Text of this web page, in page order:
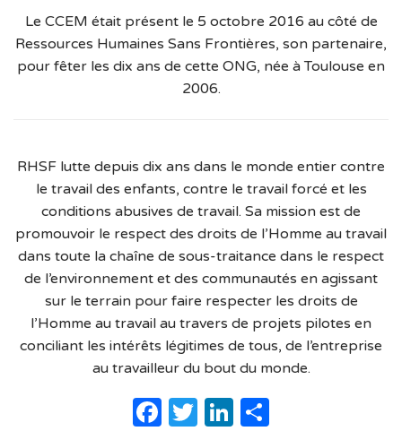
Le CCEM était présent le 5 octobre 2016 au côté de
Ressources Humaines Sans Frontières, son partenaire,
pour fêter les dix ans de cette ONG, née à Toulouse en
2006.
RHSF lutte depuis dix ans dans le monde entier contre
le travail des enfants, contre le travail forcé et les
conditions abusives de travail. Sa mission est de
promouvoir le respect des droits de l’Homme au travail
dans toute la chaîne de sous-­traitance dans le respect
de l’environnement et des communautés en agissant
sur le terrain pour faire respecter les droits de
l’Homme au travail au travers de projets pilotes en
conciliant les intérêts légitimes de tous, de l’entreprise
au travailleur du bout du monde.
Facebook
TwitterLinkedIn